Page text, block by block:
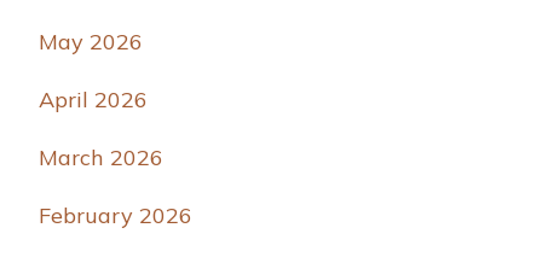
May 2026
April 2026
March 2026
February 2026